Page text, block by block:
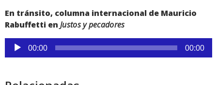
En tránsito, columna internacional de Mauricio
Rabuffetti en Justos y pecadores
Reproductor
de
00:00 00:00